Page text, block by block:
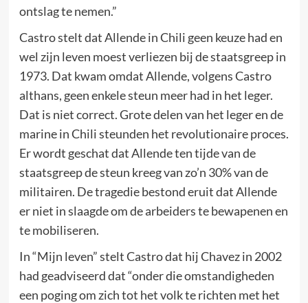
ontslag te nemen.”
Castro stelt dat Allende in Chili geen keuze had en
wel zijn leven moest verliezen bij de staatsgreep in
1973. Dat kwam omdat Allende, volgens Castro
althans, geen enkele steun meer had in het leger.
Dat is niet correct. Grote delen van het leger en de
marine in Chili steunden het revolutionaire proces.
Er wordt geschat dat Allende ten tijde van de
staatsgreep de steun kreeg van zo’n 30% van de
militairen. De tragedie bestond eruit dat Allende
er niet in slaagde om de arbeiders te bewapenen en
te mobiliseren.
In “Mijn leven” stelt Castro dat hij Chavez in 2002
had geadviseerd dat “onder die omstandigheden
een poging om zich tot het volk te richten met het